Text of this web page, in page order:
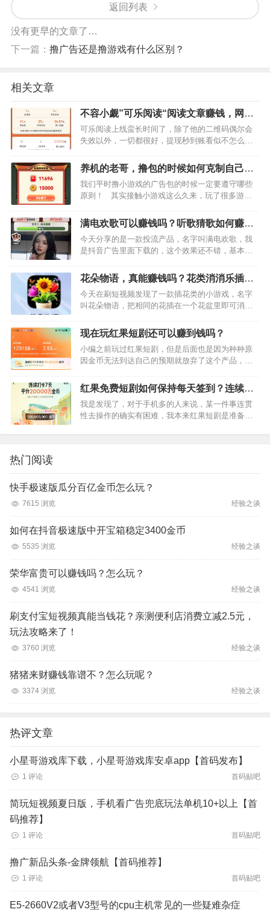
返回列表
没有更早的文章了…
下一篇： 撸广告还是撸游戏有什么区别？
相关文章
不容小觑”可乐阅读“阅读文章赚钱，网络
小白都可以做
可乐阅读上线蛮长时间了，除了他的二维码偶尔会
失效以外，一切都很好，提现秒到账看似不怎么赚
通过该产品赚到了36元虽然也不算多，蚊子再小也
是肉，这个钱差不多可以…
养机的老哥，撸包的时候如何克制自己遵
守原则？
我们平时撸小游戏的广告包的时候一定要遵守哪些
原则！ 其实接触小游戏这么久来，玩了很多游
爽，想继续玩但是很多有很多活动很吸引人，如果
自己…
满电欢歌可以赚钱吗？听歌猜歌如何赚
钱？
今天分享的是一款投流产品，名字叫满电欢歌，我
是抖音广告里面下载的，这个效果还不错，基本每
优点就是广告质量很高，只要稍微机器有权重随便
一款产品你都可以通过看广…
花朵物语，真能赚钱吗？花类消消乐插花
也可以赚钱
今天在刷短视频发现了一款插花类的小游戏，名字
叫花朵物语，把相同的花插在一个花盆里即可消
币的机会，游戏内金币100元=1元，等级越高提现的
比例越高。看广告获…
现在玩红果短剧还可以赚到钱吗？
小编之前玩过红果短剧，但是后面也是因为种种原
因金币无法到达自己的预期就放弃了这个产品，最
喜欢薅羊毛的用户来说，一边看短剧一边还可以赚
钱才是我们认为最又价值的…
红果免费短剧如何保持每天签到？连续打
卡7天为何那么难？
我是发现了，对于手机多的人来说，某一件事连贯
性去操作的确实有困难，我本来红果短剧是准备连
热门阅读
快手极速版瓜分百亿金币怎么玩？
7615 浏览 经验之谈
如何在抖音极速版中开宝箱稳定3400金币
5535 浏览 经验之谈
荣华富贵可以赚钱吗？怎么玩？
4541 浏览 经验之谈
刷支付宝短视频真能当钱花？亲测便利店消费立减2.5元，
玩法攻略来了！
3760 浏览 经验之谈
猪猪来财赚钱靠谱不？怎么玩呢？
3374 浏览 经验之谈
热评文章
小星哥游戏库下载，小星哥游戏库安卓app【首码发布】
1 评论 首码贴吧
简玩短视频夏日版，手机看广告兜底玩法单机10+以上【首
码推荐】
1 评论 首码贴吧
撸广新品头条-金牌领航【首码推荐】
1 评论 首码贴吧
E5-2660V2或者V3型号的cpu主机常见的一些疑难杂症